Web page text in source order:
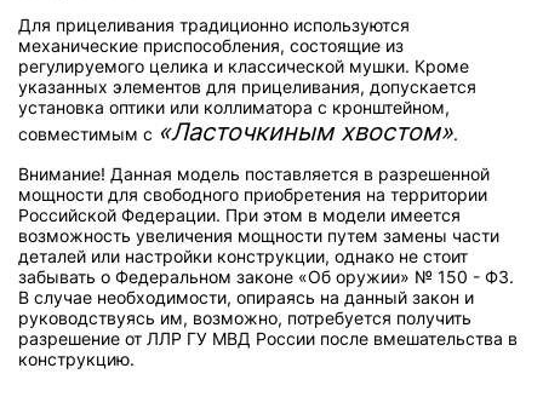
Для прицеливания традиционно используются
механические приспособления, состоящие из
регулируемого целика и классической мушки. Кроме
указанных элементов для прицеливания, допускается
установка оптики или коллиматора с кронштейном,
совместимым с «Ласточкиным хвостом».
Внимание! Данная модель поставляется в разрешенной
мощности для свободного приобретения на территории
Российской Федерации. При этом в модели имеется
возможность увеличения мощности путем замены части
деталей или настройки конструкции, однако не стоит
забывать о Федеральном законе «Об оружии» № 150 - ФЗ.
В случае необходимости, опираясь на данный закон и
руководствуясь им, возможно, потребуется получить
разрешение от ЛЛР ГУ МВД России после вмешательства в
конструкцию.